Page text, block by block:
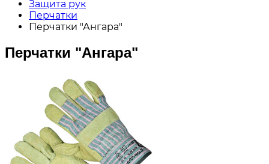
Защита рук
Перчатки
Перчатки "Ангара"
Перчатки "Ангара"